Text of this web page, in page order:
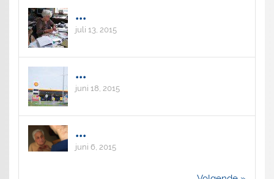
...
juli 13, 2015
...
juni 18, 2015
...
juni 6, 2015